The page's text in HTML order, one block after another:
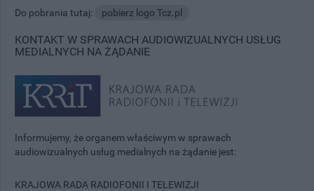
Do pobrania tutaj: pobierz logo Tcz.pl
KONTAKT W SPRAWACH AUDIOWIZUALNYCH USŁUG
MEDIALNYCH NA ŻĄDANIE
Informujemy, że organem właściwym w sprawach
audiowizualnych usług medialnych na żądanie jest:
KRAJOWA RADA RADIOFONII I TELEWIZJI